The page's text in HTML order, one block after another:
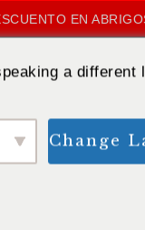
EN
a different
Change